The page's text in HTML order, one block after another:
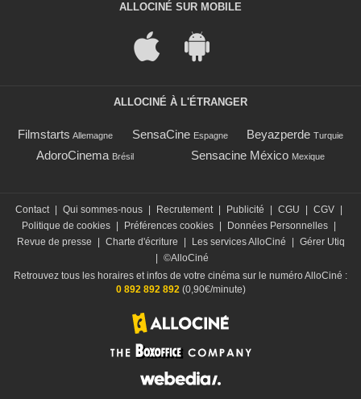
ALLOCINÉ SUR MOBILE
ALLOCINÉ À L'ÉTRANGER
Filmstarts Allemagne SensaCine Espagne Beyazperde Turquie
AdoroCinema Brésil Sensacine México Mexique
Contact Qui sommes-nous Recrutement Publicité CGU CGV
Politique de cookies
Préférences cookies Données Personnelles
Revue de presse
Charte d'écriture Les services AlloCiné
Gérer Utiq
©AlloCiné
Retrouvez tous les horaires et infos de votre cinéma sur le numéro AlloCiné :
0 892 892 892(0,90€/minute)